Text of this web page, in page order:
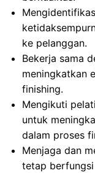
ke pelanggan.
Bekerja sama
meningkatkan
finishing.
Mengikuti
untuk
dalam proses
Menjaga dan
tetap